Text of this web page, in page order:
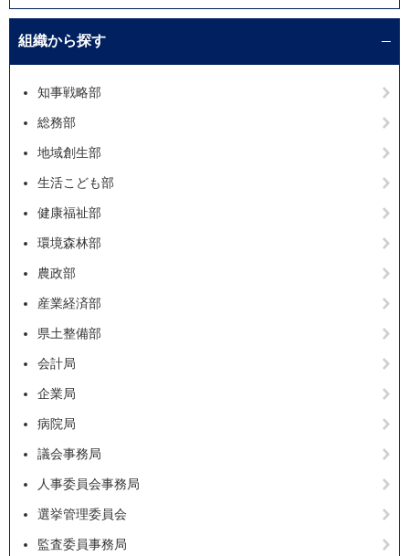
組織から探す
知事戦略部
総務部
地域創生部
生活こども部
健康福祉部
環境森林部
農政部
産業経済部
県土整備部
会計局
企業局
病院局
議会事務局
人事委員会事務局
選挙管理委員会
監査委員事務局